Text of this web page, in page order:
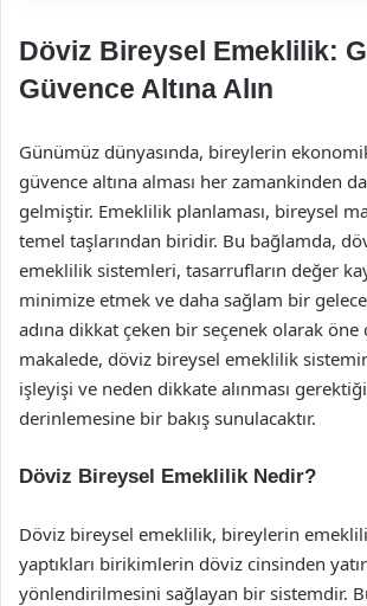
Döviz Bireysel Emeklilik:
Güvence Altına Alın
Günümüz dünyasında, bireylerin
güvence altına alması her zamankinden
gelmiştir. Emeklilik planlaması, bireysel
temel taşlarından biridir. Bu bağlamda,
emeklilik sistemleri, tasarrufların değer
minimize etmek ve daha sağlam bir
adına dikkat çeken bir seçenek olarak öne
makalede, döviz bireysel emeklilik
işleyişi ve neden dikkate alınması
derinlemesine bir bakış sunulacaktır.
Döviz Bireysel Emeklilik Nedir?
Döviz bireysel emeklilik, bireylerin
yaptıkları birikimlerin döviz cinsinden
yönlendirilmesini sağlayan bir sistemdir.